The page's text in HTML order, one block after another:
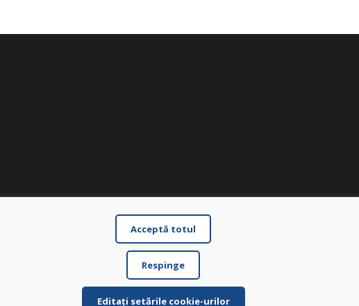
Acceptă totul
Respinge
Editați setările cookie-urilor